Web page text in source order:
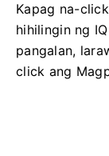
Kapag na-
hihilingin ng
pangalan,
click ang